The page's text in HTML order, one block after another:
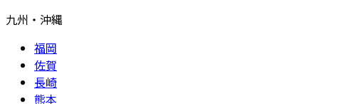
九州・沖縄
福岡
佐賀
長崎
熊本